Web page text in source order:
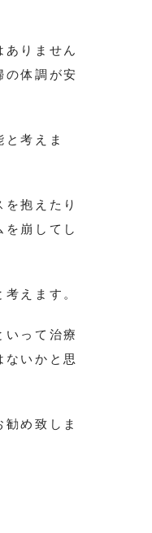
ありません
の体調が安
考えま
抱えたり
崩してし
えます。
いって治療
ないかと思
め致しま